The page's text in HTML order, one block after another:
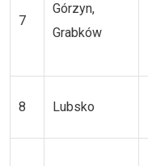
7
Górzyn,
Grabków
8 Lubsko